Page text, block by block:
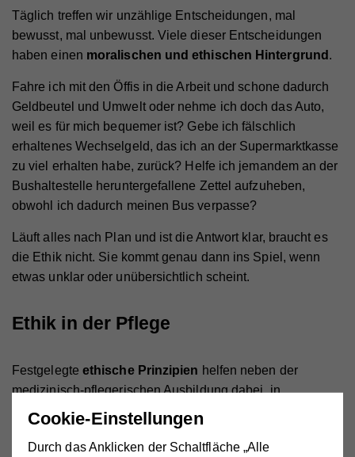
Täglich treffen wir unzählige Entscheidungen, mal
bewusst, mal unbewusst. Viele dieser Entscheidungen
haben einen moralischen und ethischen Hintergrund .
Fahre ich mit den Öffis in die Arbeit und schone dadurch
Geldbeutel und Umwelt oder nehme ich doch das Auto,
weil es für mich bequemer ist? Gebe ich fälschlich
erhaltenes Wechselgeld, das ich an der Supermarktkasse
zu viel erhalten habe, zurück? Helfe ich jemandem an der
Bushaltestelle heruntergefallene Zettel aufzuheben,
obwohl ich dadurch meinen Bus verpasse?
Läuft alles nach Plan und ist die Antwort klar, braucht es
die Ethik nicht. Sie kommt genau dann ins Spiel, wenn
etwas unklar oder unübersichtlich scheint.
Ethik in der Pflege
Festgelegte ethische Prinzipien helfen neben der
medizinisch-pflegerischen Ausbildung dabei, in
herausfordernden Situationen die richtigen
Entscheidungen zu treffen. Man kann sie als wichtige
Wegweiser und Hilfestellung sehen.
Cookie-Einstellungen
Durch das Anklicken der Schaltfläche „Alle